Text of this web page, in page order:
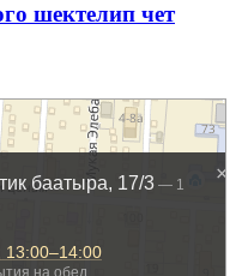
шектелип чет